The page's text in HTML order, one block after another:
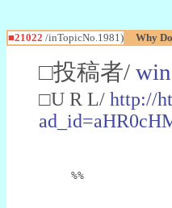
■21022 /inTopicNo.1981) Why
□投稿者/
□U R L/ http://
%%